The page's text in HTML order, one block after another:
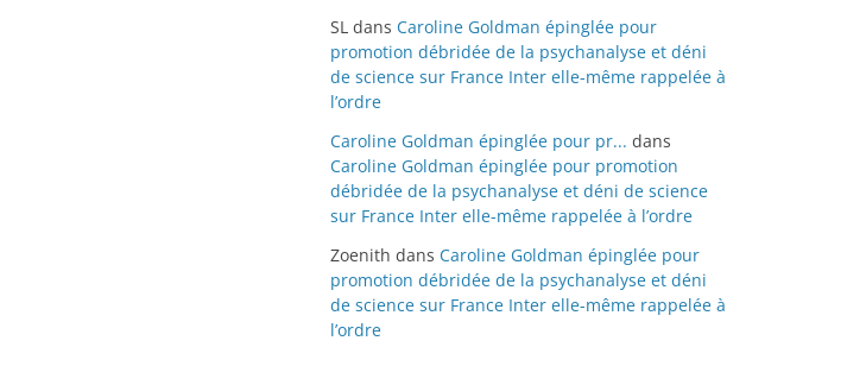
SL dans Caroline Goldman épinglée pour
promotion débridée de la psychanalyse et déni
de science sur France Inter elle-même rappelée à
l’ordre
Caroline Goldman épinglée pour pr... dans
Caroline Goldman épinglée pour promotion
débridée de la psychanalyse et déni de science
sur France Inter elle-même rappelée à l’ordre
Zoenith dans Caroline Goldman épinglée pour
promotion débridée de la psychanalyse et déni
de science sur France Inter elle-même rappelée à
l’ordre